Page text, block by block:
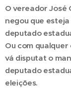
O vereador José
negou que
deputado
Ou com
vá disputat o
deputado
eleições.